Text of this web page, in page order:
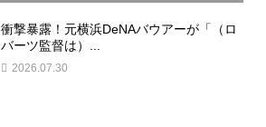
衝撃暴露！元横浜DeNAバウアーが「（ロ
バーツ監督は）...
2026.07.30